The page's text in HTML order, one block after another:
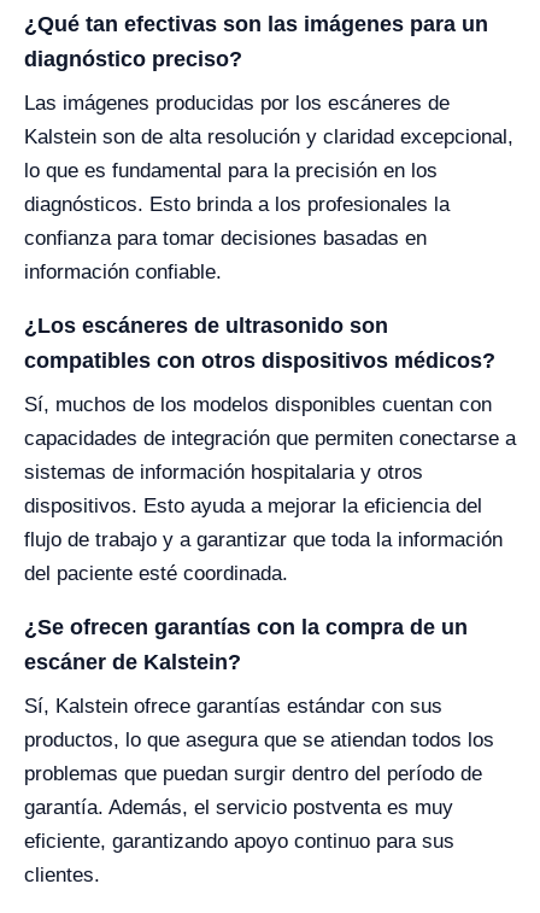
¿Qué tan efectivas son las imágenes para un
diagnóstico preciso?
Las imágenes producidas por los escáneres de
Kalstein son de alta resolución y claridad excepcional,
lo que es fundamental para la precisión en los
diagnósticos. Esto brinda a los profesionales la
confianza para tomar decisiones basadas en
información confiable.
¿Los escáneres de ultrasonido son
compatibles con otros dispositivos médicos?
Sí, muchos de los modelos disponibles cuentan con
capacidades de integración que permiten conectarse a
sistemas de información hospitalaria y otros
dispositivos. Esto ayuda a mejorar la eficiencia del
flujo de trabajo y a garantizar que toda la información
del paciente esté coordinada.
¿Se ofrecen garantías con la compra de un
escáner de Kalstein?
Sí, Kalstein ofrece garantías estándar con sus
productos, lo que asegura que se atiendan todos los
problemas que puedan surgir dentro del período de
garantía. Además, el servicio postventa es muy
eficiente, garantizando apoyo continuo para sus
clientes.